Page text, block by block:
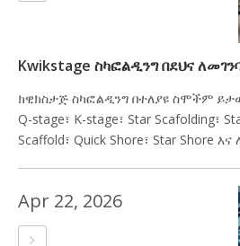
Kwikstage ስካፎልዲንግ በደህና
ክዊክስታጅ ስካፎልዲንግ በተለያዩ ስሞችም
Q-stage፣ K-stage፣ Star Scafolding፣
Scaffold፣ Quick Shore፣ Star Shore
Apr 22, 2026